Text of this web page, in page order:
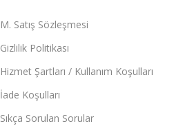
M. Satış Sözleşmesi
Gizlilik Politikası
Hizmet Şartları / Kullanım Koşulları
İade Koşulları
Sıkça Sorulan Sorular